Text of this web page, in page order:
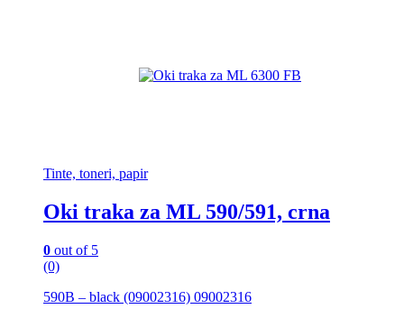
Tinte, toneri, papir
Oki traka za ML 590/591, crna
0 out of 5
(0)
590B – black (09002316) 09002316